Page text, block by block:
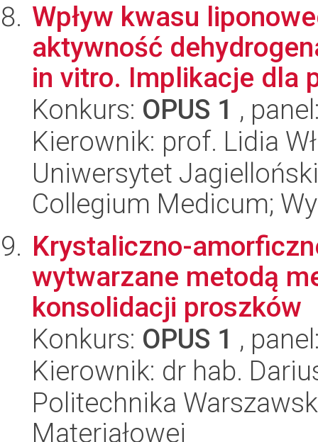
Wpływ kwasu
aktywność
in vitro. Implikacje dla
Konkurs: OPUS 1 ,
Kierownik: prof. Lidia
Uniwersytet
Collegium Medicum;
Krystaliczno-
wytwarzane metodą
konsolidacji proszków
Konkurs: OPUS 1 ,
Kierownik: dr hab.
Politechnika
Materiałowej